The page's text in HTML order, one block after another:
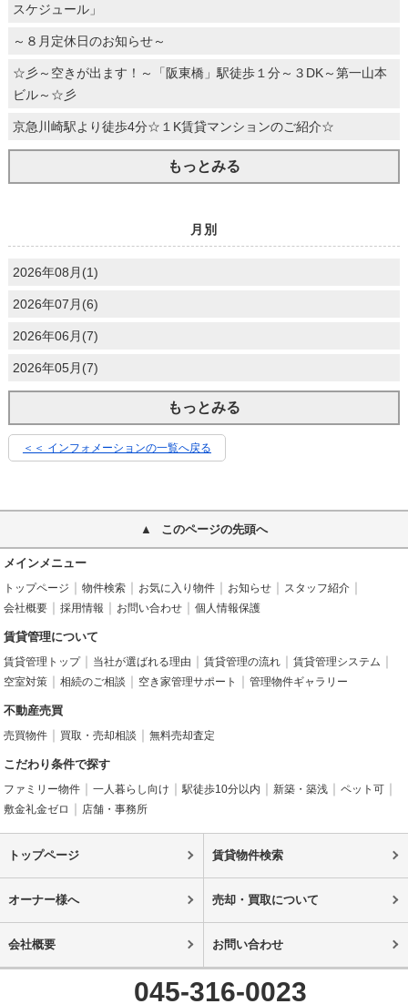
スケジュール」
～８月定休日のお知らせ～
☆彡～空きが出ます！～「阪東橋」駅徒歩１分～３DK～第一山本
ビル～☆彡
京急川崎駅より徒歩4分☆１K賃貸マンションのご紹介☆
もっとみる
月別
2026年08月(1)
2026年07月(6)
2026年06月(7)
2026年05月(7)
もっとみる
＜＜ インフォメーションの一覧へ戻る
このページの先頭へ
メインメニュー
トップページ 物件検索 お気に入り物件 お知らせ
スタッフ紹介
会社概要
採用情報 お問い合わせ 個人情報保護
賃貸管理について
賃貸管理トップ 当社が選ばれる理由 賃貸管理の流れ
賃貸管理システム
空室対策
相続のご相談 空き家管理サポート 管理物件ギャラリー
不動産売買
売買物件 買取・売却相談 無料売却査定
こだわり条件で探す
ファミリー物件 一人暮らし向け 駅徒歩10分以内 新築・築浅
ペット可
敷金礼金ゼロ
店舗・事務所
トップページ 賃貸物件検索
オーナー様へ 売却・買取について
会社概要 お問い合わせ
045-316-0023